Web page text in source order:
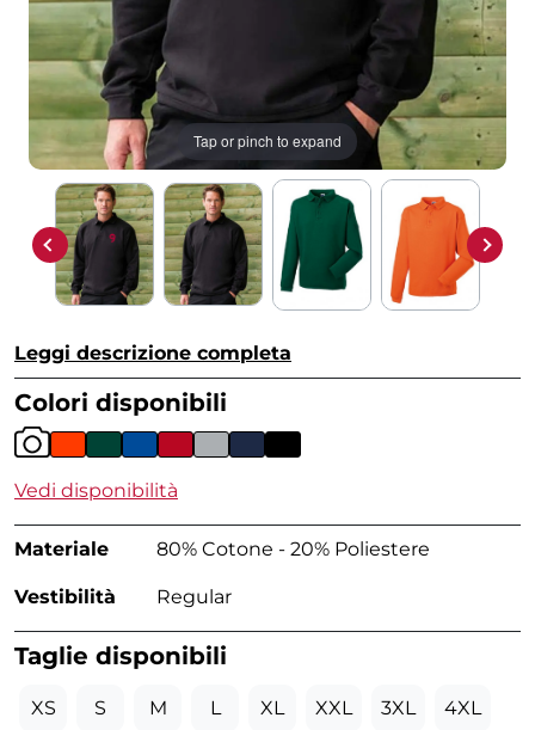
Tap or pinch to expand
Leggi descrizione completa
Colori disponibili
Vedi disponibilità
Materiale 80% Cotone - 20% Poliestere
Vestibilità Regular
Taglie disponibili
XS S M L XL XXL 3XL 4XL